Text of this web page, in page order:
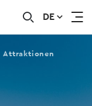
DE
Attraktionen